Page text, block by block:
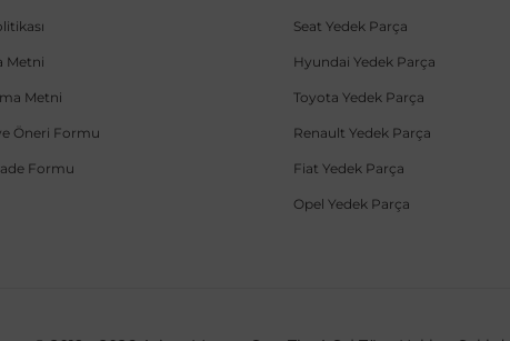
Metni
Metni
Öneri Formu
Formu
Seat Yedek Parça
Hyundai Yedek Parça
Toyota Yedek Parça
Renault Yedek Parça
Fiat Yedek Parça
Opel Yedek Parça